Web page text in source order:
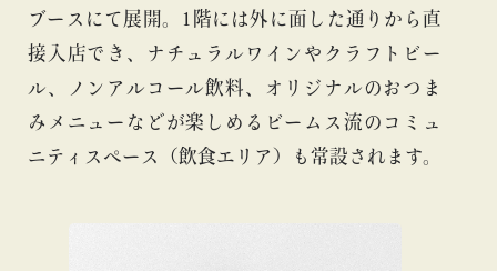
ブースにて展開。1階には外に面した通りから直
接入店でき、ナチュラルワインやクラフトビー
ル、ノンアルコール飲料、オリジナルのおつま
みメニューなどが楽しめるビームス流のコミュ
ニティスペース（飲食エリア）も常設されます。